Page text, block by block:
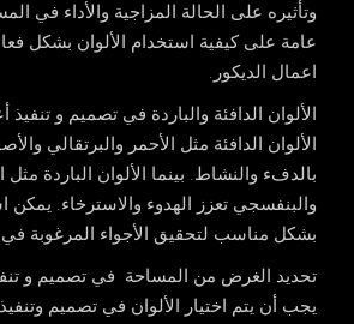
وتأثيره على الحالة المزاجية والأداء في
عامة على كيفية استخدام الألوان بشكل
اعمال الديكور.
الألوان الدافئة والباردة في تصميم و تنفيذ
الألوان الدافئة مثل الأحمر والبرتقالي
بالدفء والنشاط. بينما الألوان الباردة مثل
والبنفسجي تعزز الهدوء والاسترخاء. يمكن
بشكل مناسب لتحقيق الأجواء المرغوبة
تحديد الغرض من المساحة في تصميم و
يجب أن يتم اختيار الألوان في تصميم